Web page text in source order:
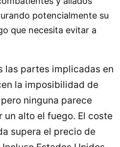
potencialmente su
que necesita evitar a
las partes implicadas en
la imposibilidad de
ninguna parece
alto el fuego. El coste
supera el precio de